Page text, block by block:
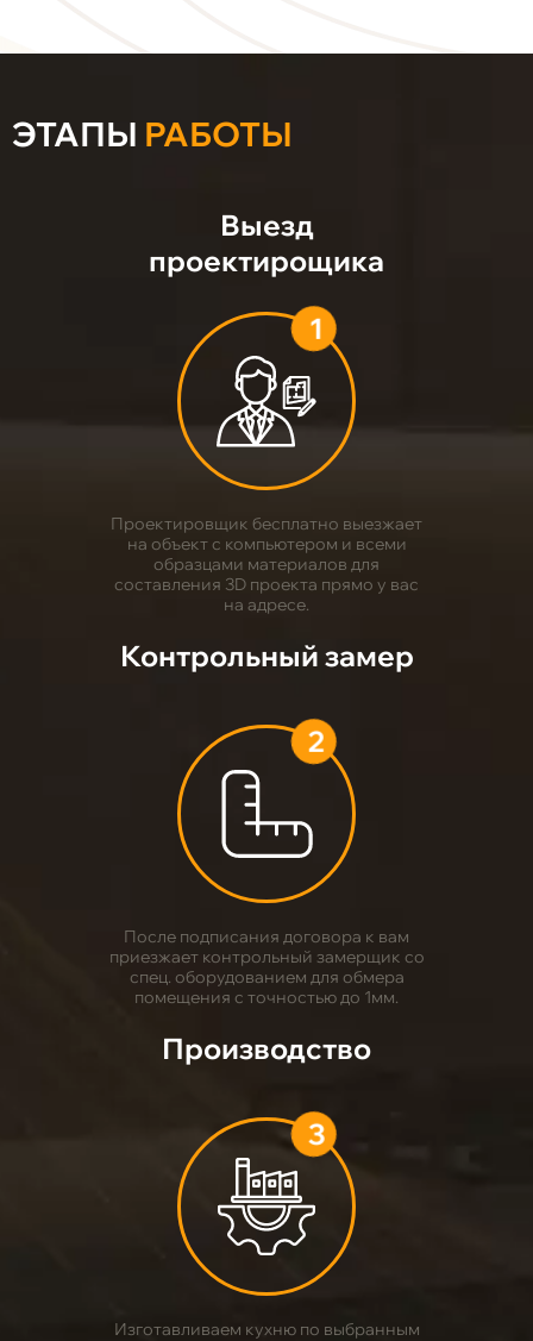
ЭТАПЫ РАБОТЫ
Выезд
проектирощика
1
Проектировщик бесплатно выезжает
на объект с компьютером и всеми
образцами материалов для
составления 3D проекта прямо у вас
на адресе.
Контрольный замер
2
После подписания договора к вам
приезжает контрольный замерщик со
спец. оборудованием для обмера
помещения с точностью до 1мм.
Производство
3
Изготавливаем кухню по выбранным